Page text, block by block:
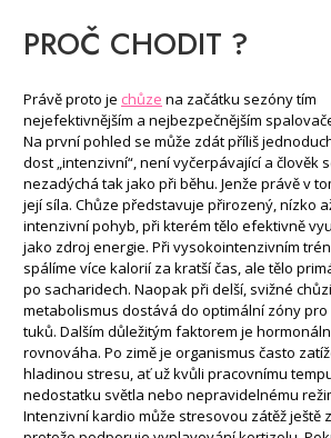
PROČ CHODIT ?
Právě proto je chůze na začátku sezóny tím
nejefektivnějším a nejbezpečnějším
Na první pohled se může zdát příliš
dost „intenzivní“, není vyčerpávající a člověk
nezadýchá tak jako při běhu. Jenže právě v
její síla. Chůze představuje přirozený, nízko
intenzivní pohyb, při kterém tělo efektivně
jako zdroj energie. Při vysokointenzivním
spálíme více kalorií za kratší čas, ale tělo
po sacharidech. Naopak při delší, svižné
metabolismus dostává do optimální zóny
tuků. Dalším důležitým faktorem je
rovnováha. Po zimě je organismus často
hladinou stresu, ať už kvůli pracovnímu
nedostatku světla nebo nepravidelnému
Intenzivní kardio může stresovou zátěž ještě